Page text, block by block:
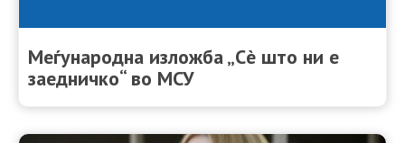
Меѓународна изложба „Сè што ни е
заедничко“ во МСУ